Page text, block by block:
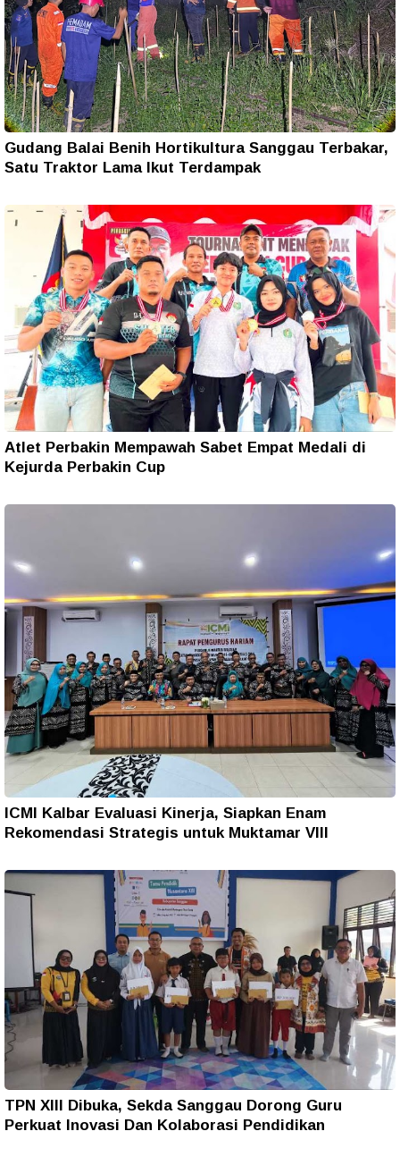
Gudang Balai Benih Hortikultura Sanggau Terbakar,
Satu Traktor Lama Ikut Terdampak
Atlet Perbakin Mempawah Sabet Empat Medali di
Kejurda Perbakin Cup
ICMI Kalbar Evaluasi Kinerja, Siapkan Enam
Rekomendasi Strategis untuk Muktamar VIII
TPN XIII Dibuka, Sekda Sanggau Dorong Guru
Perkuat Inovasi Dan Kolaborasi Pendidikan